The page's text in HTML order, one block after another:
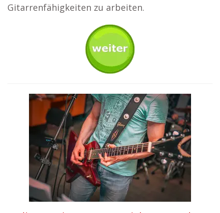
Gitarrenfähigkeiten zu arbeiten.